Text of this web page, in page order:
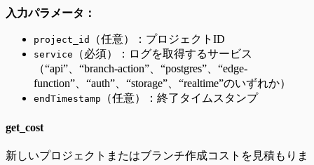
入力パラメータ：
project_id （任意）：プロジェクトID
service
（必須）：ログを取得するサービス
（“api”、“branch-action”、“postgres”、“edge-
function”、“auth”、“storage”、“realtime”のいずれか）
endTimestamp （任意）：終了タイムスタンプ
get_cost
新しいプロジェクトまたはブランチ作成コストを見積もりま